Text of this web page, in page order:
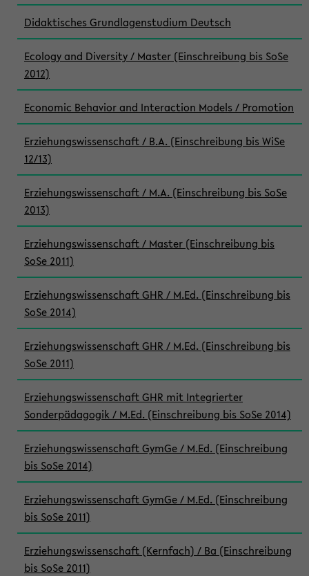
Didaktisches Grundlagenstudium Deutsch
Ecology and Diversity / Master (Einschreibung bis SoSe
2012)
Economic Behavior and Interaction Models / Promotion
Erziehungswissenschaft / B.A. (Einschreibung bis WiSe
12/13)
Erziehungswissenschaft / M.A. (Einschreibung bis SoSe
2013)
Erziehungswissenschaft / Master (Einschreibung bis
SoSe 2011)
Erziehungswissenschaft GHR / M.Ed. (Einschreibung bis
SoSe 2014)
Erziehungswissenschaft GHR / M.Ed. (Einschreibung bis
SoSe 2011)
Erziehungswissenschaft GHR mit Integrierter
Sonderpädagogik / M.Ed. (Einschreibung bis SoSe 2014)
Erziehungswissenschaft GymGe / M.Ed. (Einschreibung
bis SoSe 2014)
Erziehungswissenschaft GymGe / M.Ed. (Einschreibung
bis SoSe 2011)
Erziehungswissenschaft (Kernfach) / Ba (Einschreibung
bis SoSe 2011)